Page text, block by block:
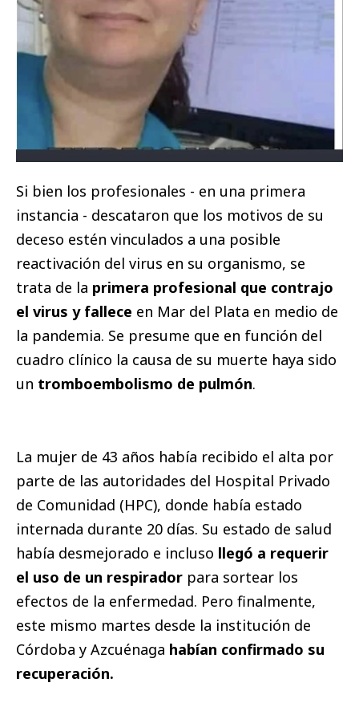
Si bien los profesionales - en una primera
instancia - descataron que los motivos de su
deceso estén vinculados a una posible
reactivación del virus en su organismo, se
trata de la primera profesional que contrajo
el virus y fallece en Mar del Plata en medio de
la pandemia. Se presume que en función del
cuadro clínico la causa de su muerte haya sido
un tromboembolismo de pulmón.
La mujer de 43 años había recibido el alta por
parte de las autoridades del Hospital Privado
de Comunidad (HPC), donde había estado
internada durante 20 días. Su estado de salud
había desmejorado e incluso llegó a requerir
el uso de un respirador para sortear los
efectos de la enfermedad. Pero finalmente,
este mismo martes desde la institución de
Córdoba y Azcuénaga habían confirmado su
recuperación.